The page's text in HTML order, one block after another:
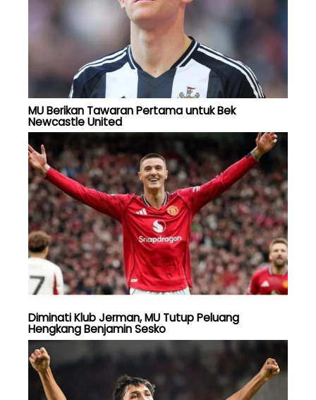
MU Berikan Tawaran Pertama untuk Bek
Newcastle United
Diminati Klub Jerman, MU Tutup Peluang
Hengkang Benjamin Sesko